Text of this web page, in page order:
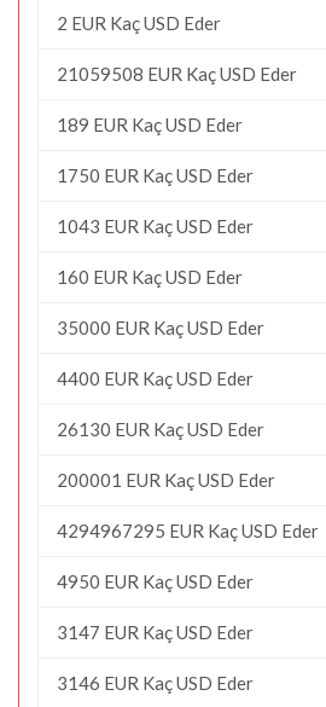
2 EUR Kaç USD Eder
21059508 EUR Kaç USD Eder
189 EUR Kaç USD Eder
1750 EUR Kaç USD Eder
1043 EUR Kaç USD Eder
160 EUR Kaç USD Eder
35000 EUR Kaç USD Eder
4400 EUR Kaç USD Eder
26130 EUR Kaç USD Eder
200001 EUR Kaç USD Eder
4294967295 EUR Kaç USD Eder
4950 EUR Kaç USD Eder
3147 EUR Kaç USD Eder
3146 EUR Kaç USD Eder